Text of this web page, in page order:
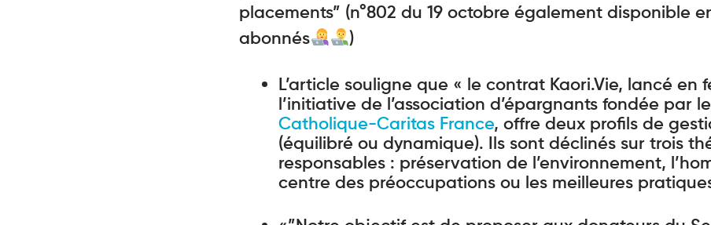
placements” (n°802 du 19 octobre également disponible
abonnés
)
L’article souligne que « le contrat Kaori.Vie, lancé en
l’initiative de l’association d’épargnants fondée par le
Catholique-Caritas France, offre deux profils de
(équilibré ou dynamique). Ils sont déclinés sur trois
responsables : préservation de l’environnement,
centre des préoccupations ou les meilleures